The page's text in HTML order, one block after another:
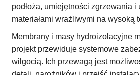
podłoża, umiejętności zgrzewania i
materiałami wrażliwymi na wysoką
Membrany i masy hydroizolacyjne
projekt przewiduje systemowe
wilgocią. Ich przewagą jest